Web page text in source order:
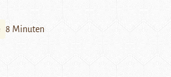
8 Minuten